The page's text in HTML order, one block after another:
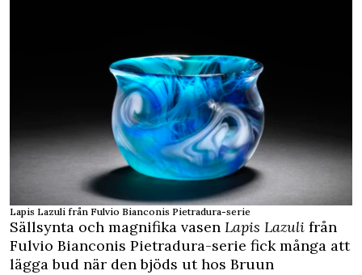
Lapis Lazuli från Fulvio Bianconis Pietradura-serie
Sällsynta och magnifika vasen Lapis Lazuli från
Fulvio Bianconis Pietradura-serie fick många att
lägga bud när den bjöds ut hos Bruun